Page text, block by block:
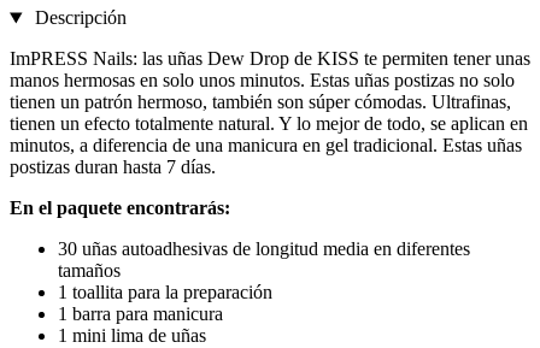
Descripción
ImPRESS Nails: las uñas Dew Drop de KISS te permiten tener unas
manos hermosas en solo unos minutos. Estas uñas postizas no solo
tienen un patrón hermoso, también son súper cómodas. Ultrafinas,
tienen un efecto totalmente natural. Y lo mejor de todo, se aplican en
minutos, a diferencia de una manicura en gel tradicional. Estas uñas
postizas duran hasta 7 días.
En el paquete encontrarás:
30 uñas autoadhesivas de longitud media en diferentes
tamaños
1 toallita para la preparación
1 barra para manicura
1 mini lima de uñas